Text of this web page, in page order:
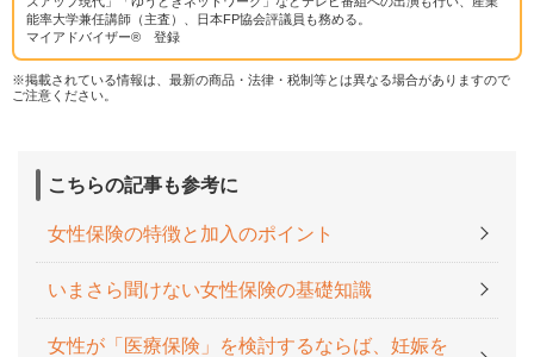
能率大学兼任講師（主査）、日本FP協会評議員も務める。
マイアドバイザー® 登録
※掲載されている情報は、最新の商品・法律・税制等とは異なる場合がありますので
ご注意ください。
こちらの記事も参考に
女性保険の特徴と加入のポイント
いまさら聞けない女性保険の基礎知識
女性が「医療保険」を検討するならば、妊娠を